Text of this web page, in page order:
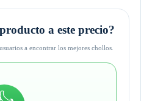
a este precio?
a encontrar los mejores chollos.